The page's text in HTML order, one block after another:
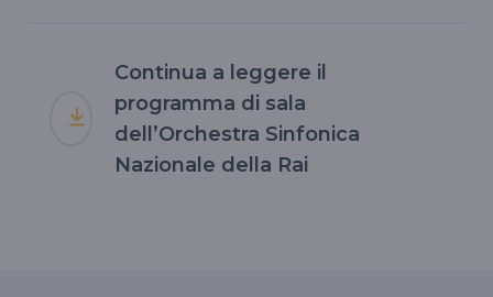
Continua a leggere il
programma di sala
dell’Orchestra Sinfonica
Nazionale della Rai